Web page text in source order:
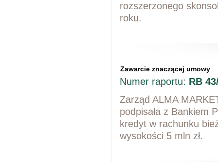
rozszerzonego
roku.
Zawarcie znaczącej umowy
Numer raportu: RB
Zarząd ALMA
podpisała z Bankiem
kredyt w rachunku
wysokości 5 mln zł.